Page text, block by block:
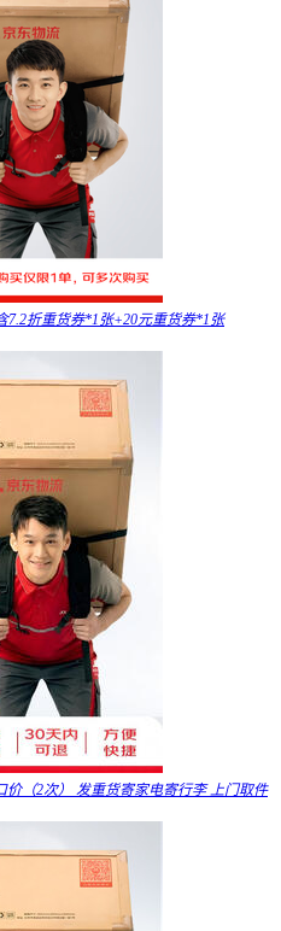
7.2折重货券*1张+20元重货券*1张
价（2次） 发重货寄家电寄行李 上门取件